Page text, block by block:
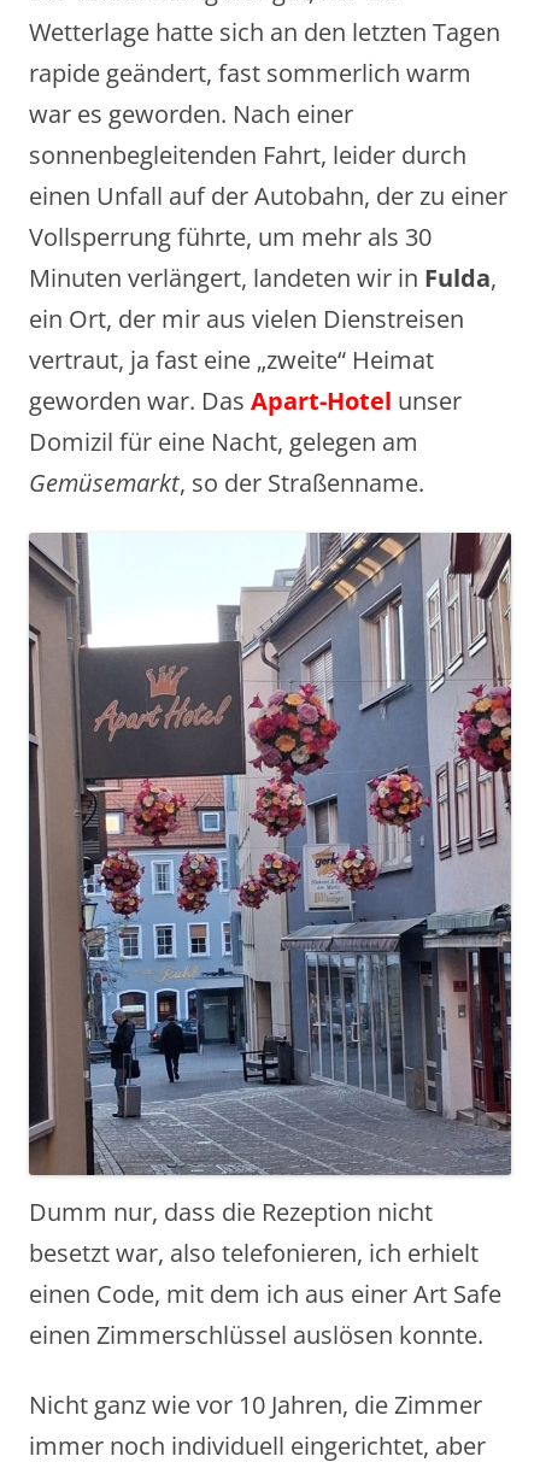
Wetterlage hatte sich an den letzten Tagen
rapide geändert, fast sommerlich warm
war es geworden. Nach einer
sonnenbegleitenden Fahrt, leider durch
einen Unfall auf der Autobahn, der zu einer
Vollsperrung führte, um mehr als 30
Minuten verlängert, landeten wir in Fulda,
ein Ort, der mir aus vielen Dienstreisen
vertraut, ja fast eine „zweite“ Heimat
geworden war. Das Apart-Hotel unser
Domizil für eine Nacht, gelegen am
Gemüsemarkt, so der Straßenname.
Dumm nur, dass die Rezeption nicht
besetzt war, also telefonieren, ich erhielt
einen Code, mit dem ich aus einer Art Safe
einen Zimmerschlüssel auslösen konnte.
Nicht ganz wie vor 10 Jahren, die Zimmer
immer noch individuell eingerichtet, aber